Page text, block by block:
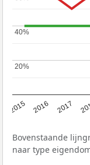
2015 2016 2017
20%
20%
40%
40%
Bovenstaande
naar type